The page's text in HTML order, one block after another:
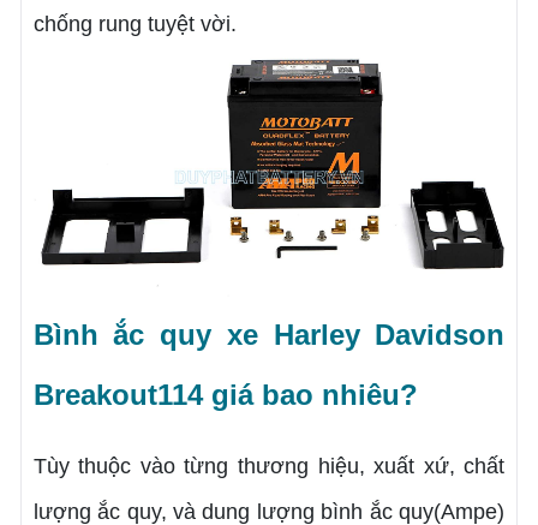
chống rung tuyệt vời.
Bình ắc quy xe Harley Davidson
Breakout114 giá bao nhiêu?
Tùy thuộc vào từng thương hiệu, xuất xứ, chất
lượng ắc quy, và dung lượng bình ắc quy(Ampe)